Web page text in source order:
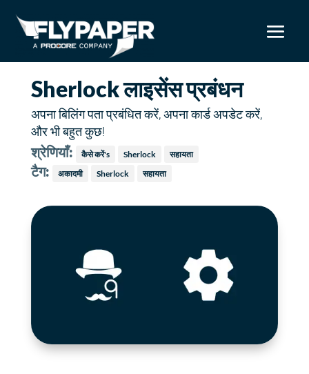
Sherlock लाइसेंस प्रबंधन
अपना बिलिंग पता प्रबंधित करें, अपना कार्ड अपडेट करें,
और भी बहुत कुछ!
श्रेणियाँ: कैसे करें's Sherlock सहायता
टैग: अकादमी Sherlock सहायता